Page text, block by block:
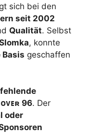
sich bei den
seit 2002
Qualität. Selbst
, konnte
geschaffen
fehlende
96. Der
oder